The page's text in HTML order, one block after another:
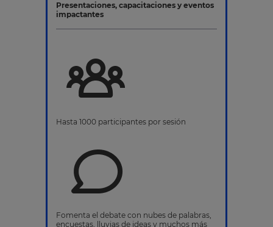
Presentaciones, capacitaciones y eventos
impactantes
Hasta 1000 participantes por sesión
Fomenta el debate con nubes de palabras,
encuestas, lluvias de ideas y muchos más